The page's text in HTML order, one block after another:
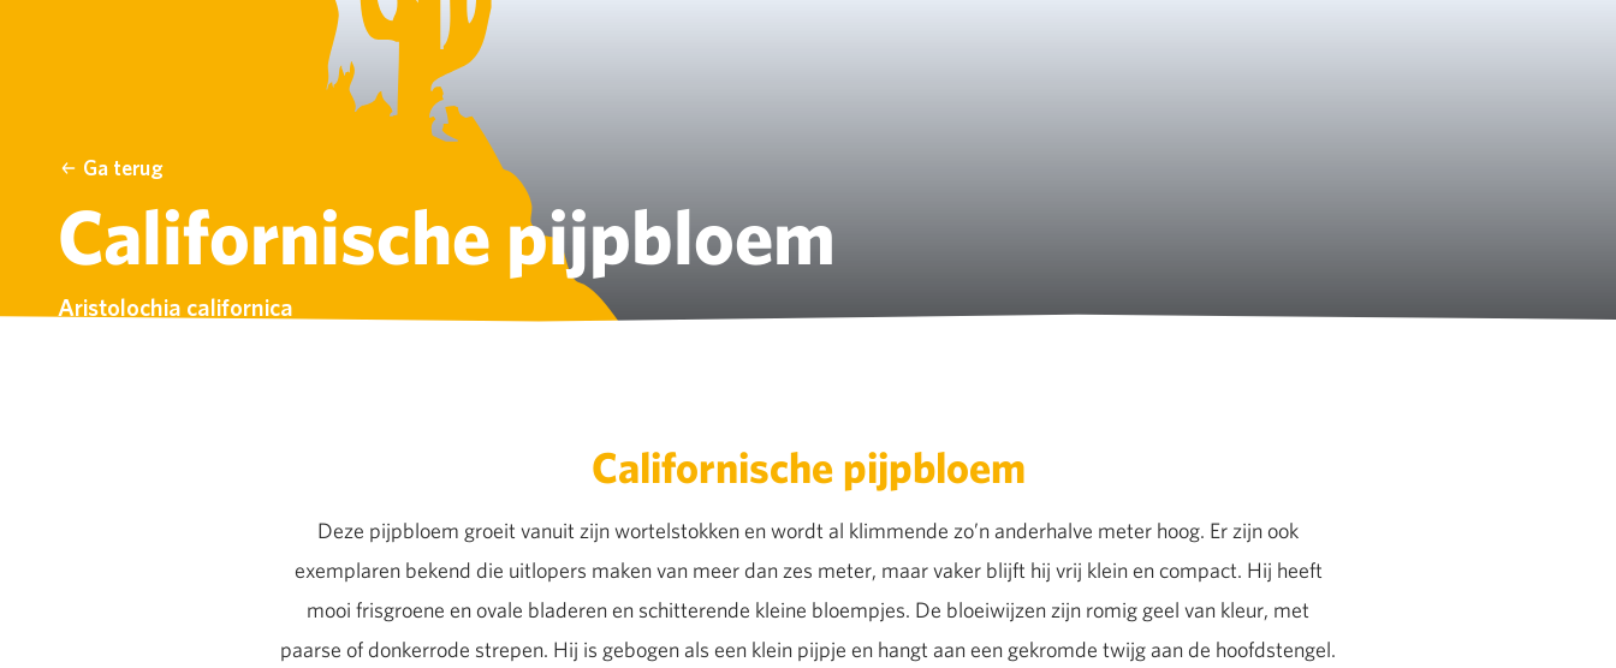
Ga terug
Californische pijpbloem
Aristolochia californica
Californische pijpbloem
Deze pijpbloem groeit vanuit zijn wortelstokken en wordt al klimmende zo’n anderhalve meter hoog. Er zijn ook
exemplaren bekend die uitlopers maken van meer dan zes meter, maar vaker blijft hij vrij klein en compact. Hij heeft
mooi frisgroene en ovale bladeren en schitterende kleine bloempjes. De bloeiwijzen zijn romig geel van kleur, met
paarse of donkerrode strepen. Hij is gebogen als een klein pijpje en hangt aan een gekromde twijg aan de hoofdstengel.